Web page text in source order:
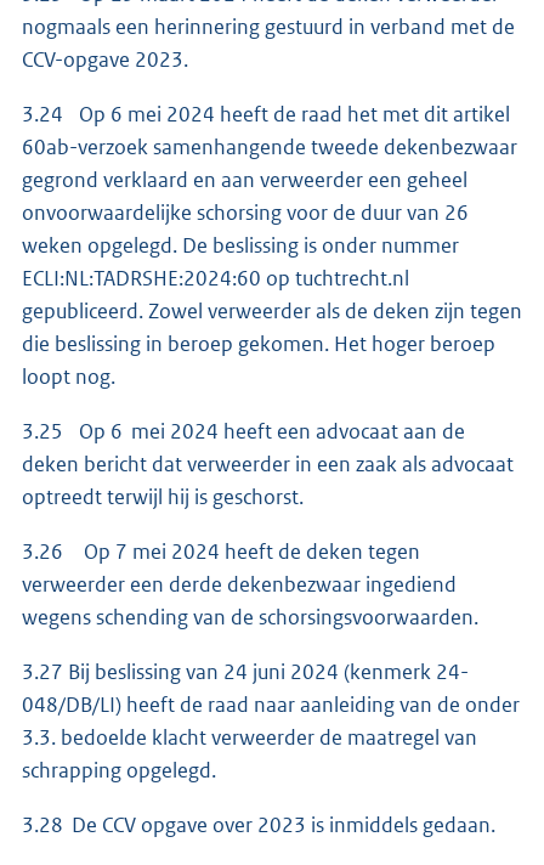
nogmaals een herinnering gestuurd in verband met de
CCV-opgave 2023.
3.24 Op 6 mei 2024 heeft de raad het met dit artikel
60ab-verzoek samenhangende tweede dekenbezwaar
gegrond verklaard en aan verweerder een geheel
onvoorwaardelijke schorsing voor de duur van 26
weken opgelegd. De beslissing is onder nummer
ECLI:NL:TADRSHE:2024:60 op tuchtrecht.nl
gepubliceerd. Zowel verweerder als de deken zijn tegen
die beslissing in beroep gekomen. Het hoger beroep
loopt nog.
3.25 Op 6 mei 2024 heeft een advocaat aan de
deken bericht dat verweerder in een zaak als advocaat
optreedt terwijl hij is geschorst.
3.26 Op 7 mei 2024 heeft de deken tegen
verweerder een derde dekenbezwaar ingediend
wegens schending van de schorsingsvoorwaarden.
3.27 Bij beslissing van 24 juni 2024 (kenmerk 24-
048/DB/LI) heeft de raad naar aanleiding van de onder
3.3. bedoelde klacht verweerder de maatregel van
schrapping opgelegd.
3.28 De CCV opgave over 2023 is inmiddels gedaan.